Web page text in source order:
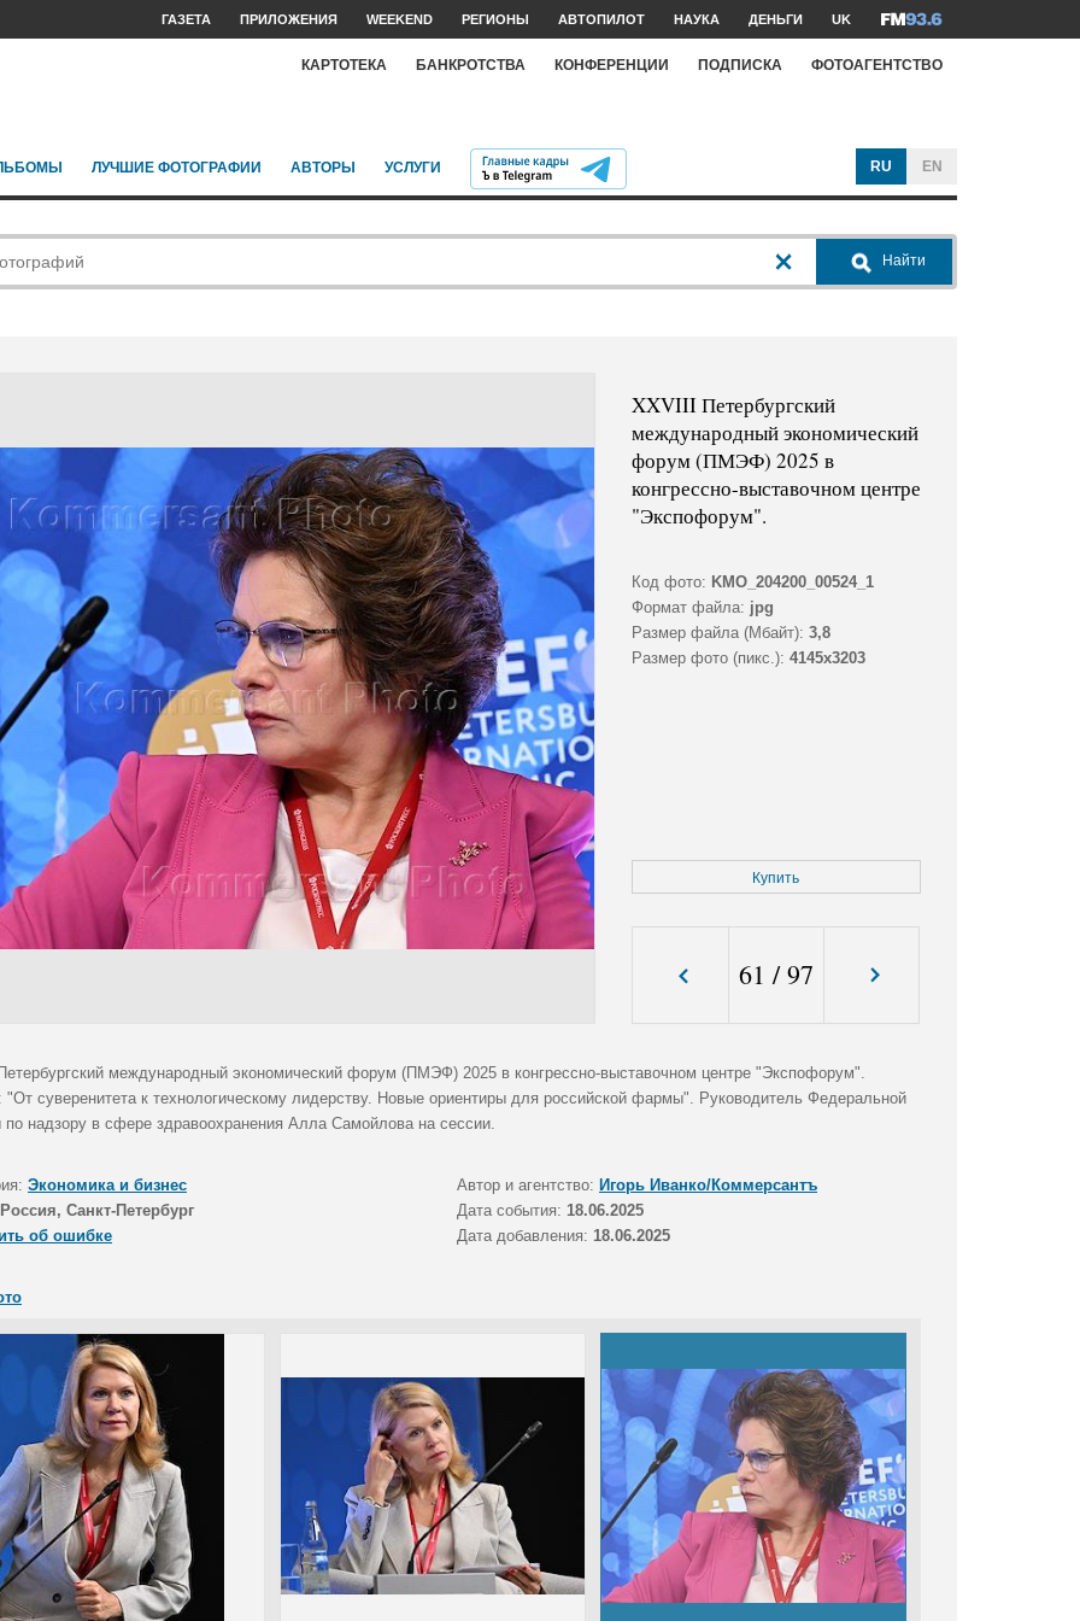
ГАЗЕТА ПРИЛОЖЕНИЯ WEEKEND РЕГИОНЫ АВТОПИЛОТ НАУКА ДЕНЬГИ UK
КАРТОТЕКА БАНКРОТСТВА КОНФЕРЕНЦИИ ПОДПИСКА ФОТОАГЕНТСТВО
ЛУЧШИЕ ФОТОГРАФИИ АВТОРЫ УСЛУГИ RU EN
Найти
XXVIII Петербургский
международный экономический
форум (ПМЭФ) 2025 в
конгрессно-выставочном центре
"Экспофорум".
Код фото: KMO_204200_00524_1
Формат файла: jpg
Размер файла (Мбайт): 3,8
Размер фото (пикс.): 4145x3203
Купить
61 /97
международный экономический форум (ПМЭФ) 2025 в конгрессно-выставочном центре "Экспофорум".
"От суверенитета к технологическому лидерству. Новые ориентиры для российской фармы". Руководитель Федеральной
надзору в сфере здравоохранения Алла Самойлова на сессии.
Экономика и бизнес Автор и агентство: Игорь Иванко/Коммерсантъ
Россия, Санкт-Петербург Дата события: 18.06.2025
об ошибке
Дата добавления: 18.06.2025